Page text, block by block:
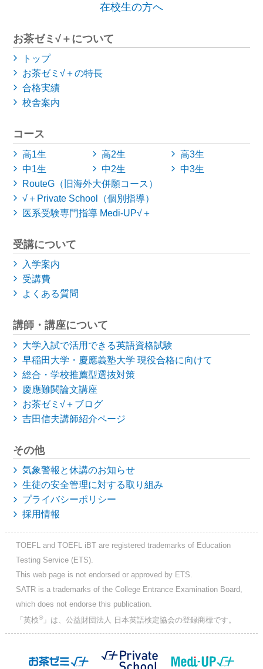
在校生の方へ
お茶ゼミ√＋について
トップ
お茶ゼミ√＋の特長
合格実績
校舎案内
コース
高1生 高2生
高3生
中1生
中2生
中3生
RouteG（旧海外大併願コース）
√＋Private School（個別指導）
医系受験専門指導 Medi-UP√＋
受講について
入学案内
受講費
よくある質問
講師・講座について
大学入試で活用できる英語資格試験
早稲田大学・慶應義塾大学現役合格に向けて
総合・学校推薦型選抜対策
慶應難関論文講座
お茶ゼミ√＋ブログ
吉田信夫講師紹介ページ
その他
気象警報と休講のお知らせ
生徒の安全管理に対する取り組み
プライバシーポリシー
採用情報
TOEFL and TOEFL iBT are registered trademarks of Education
Testing Service (ETS).
This web page is not endorsed or approved by ETS.
SATR is a trademarks of the College Entrance Examination Board,
which does not endorse this publication.
「英検®」は、公益財団法人 日本英語検定協会の登録商標です。